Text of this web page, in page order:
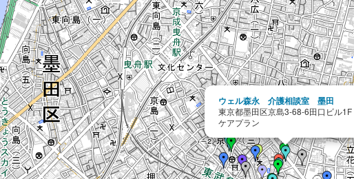
ウェル森永 介護相談室 墨田
東京都墨田区京島3-68-6田口ビル1F
ケアプラン